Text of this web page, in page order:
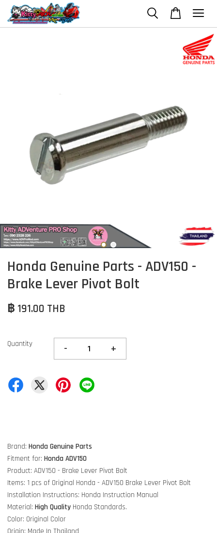
Honda Genuine Parts - ADV150 -
Brake Lever Pivot Bolt
฿ 191.00 THB
Quantity - +
Brand: Honda Genuine Parts
Fitment for: Honda ADV150
Product: ADV150 - Brake Lever Pivot Bolt
Items: 1 pcs of Original Honda - ADV150 Brake Lever Pivot Bolt
Installation Instructions: Honda Instruction Manual
Material: High Quality Honda Standards.
Color: Original Color